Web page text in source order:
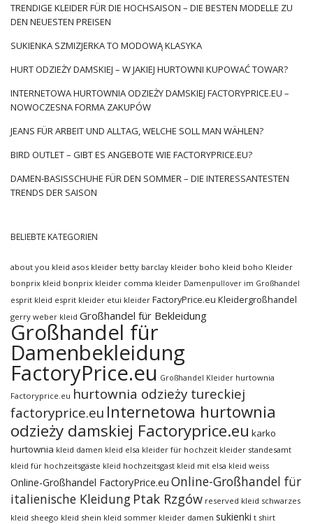
TRENDIGE KLEIDER FÜR DIE HOCHSAISON – DIE BESTEN MODELLE ZU
DEN NEUESTEN PREISEN
SUKIENKA SZMIZJERKA TO MODOWĄ KLASYKA
HURT ODZIEŻY DAMSKIEJ – W JAKIEJ HURTOWNI KUPOWAĆ TOWAR?
INTERNETOWA HURTOWNIA ODZIEŻY DAMSKIEJ FACTORYPRICE.EU –
NOWOCZESNA FORMA ZAKUPÓW
JEANS FÜR ARBEIT UND ALLTAG, WELCHE SOLL MAN WÄHLEN?
BIRD OUTLET – GIBT ES ANGEBOTE WIE FACTORYPRICE.EU?
DAMEN-BASISSCHUHE FÜR DEN SOMMER – DIE INTERESSANTESTEN
TRENDS DER SAISON
BELIEBTE KATEGORIEN
about you kleid asos kleider betty barclay kleider boho kleid boho Kleider
bonprix kleid bonprix kleider comma kleider Damenpullover im Großhandel
esprit kleid esprit kleider etui kleider FactoryPrice.eu Kleidergroßhandel
gerry weber kleid Großhandel für Bekleidung
Großhandel für
Damenbekleidung
FactoryPrice.eu Großhandel Kleider hurtownia
Factoryprice.eu hurtownia odzieży tureckiej
factoryprice.eu Internetowa hurtownia
odzieży damskiej Factoryprice.eu karko
hurtownia kleid damen kleid elsa kleider für hochzeit kleider standesamt
kleid für hochzeitsgäste kleid hochzeitsgast kleid mit elsa kleid weiss
Online-Großhandel FactoryPrice.eu Online-Großhandel für
italienische Kleidung Ptak Rzgów reserved kleid schwarzes
kleid sheego kleid shein kleid sommer kleider damen sukienki t shirt